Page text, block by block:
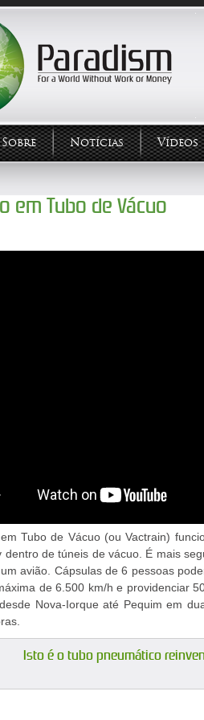
Sobre Notícias Vídeos
em Tubo de Vácuo
Tubo de Vácuo (ou Vactrain)
dentro de túneis de vácuo. É mais
avião. Cápsulas de 6 pessoas
de 6.500 km/h e providenciar
Nova-Iorque até Pequim em
Isto é o tubo pneumático